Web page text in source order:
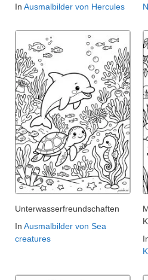
In Ausmalbilder von Hercules
Unterwasserfreundschaften
In Ausmalbilder von Sea
creatures